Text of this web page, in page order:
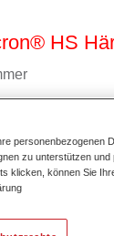
HS
personenbezogenen
zu unterstützen
klicken, können Sie